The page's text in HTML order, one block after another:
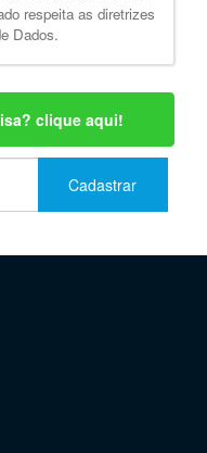
respeita as diretrizes
Dados.
clique aqui!
Cadastrar